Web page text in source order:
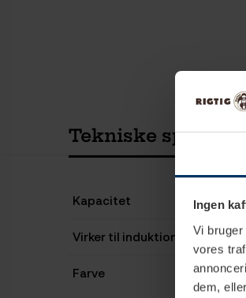
Ingen
Vi
vores
dem,
Tekniske
Kapacitet
Virker til induktion
Farve